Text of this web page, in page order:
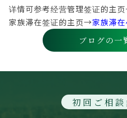
详情可参考经营管理签证的主
家族滞在签证的主页→家族滞
ブログの一
初回ご相